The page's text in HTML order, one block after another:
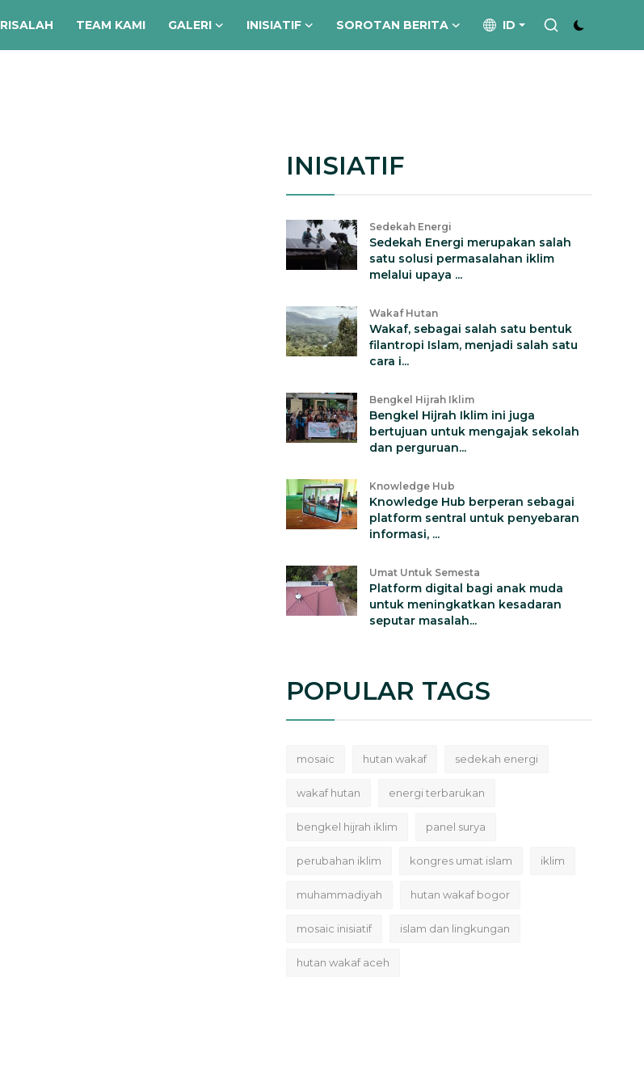
RISALAH TEAM KAMI GALERI INISIATIF SOROTAN BERITA ID
INISIATIF
Sedekah Energi
Sedekah Energi merupakan salah
satu solusi permasalahan iklim
melalui upaya ...
Wakaf Hutan
Wakaf, sebagai salah satu bentuk
filantropi Islam, menjadi salah satu
cara i...
Bengkel Hijrah Iklim
Bengkel Hijrah Iklim ini juga
bertujuan untuk mengajak sekolah
dan perguruan...
Knowledge Hub
Knowledge Hub berperan sebagai
platform sentral untuk penyebaran
informasi, ...
Umat Untuk Semesta
Platform digital bagi anak muda
untuk meningkatkan kesadaran
seputar masalah...
POPULAR TAGS
mosaic hutan wakaf sedekah energi
wakaf hutan energi terbarukan
bengkel hijrah iklim panel surya
perubahan iklim kongres umat islam iklim
muhammadiyah hutan wakaf bogor
mosaic inisiatif islam dan lingkungan
hutan wakaf aceh